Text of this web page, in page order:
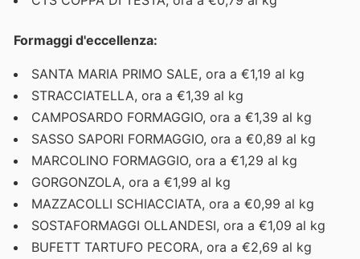
Formaggi d'eccellenza:
SANTA MARIA PRIMO SALE, ora a €1,19 al kg
STRACCIATELLA, ora a €1,39 al kg
CAMPOSARDO FORMAGGIO, ora a €1,39 al kg
SASSO SAPORI FORMAGGIO, ora a €0,89 al kg
MARCOLINO FORMAGGIO, ora a €1,29 al kg
GORGONZOLA, ora a €1,99 al kg
MAZZACOLLI SCHIACCIATA, ora a €0,99 al kg
SOSTAFORMAGGI OLLANDESI, ora a €1,09 al kg
BUFETT TARTUFO PECORA, ora a €2,69 al kg